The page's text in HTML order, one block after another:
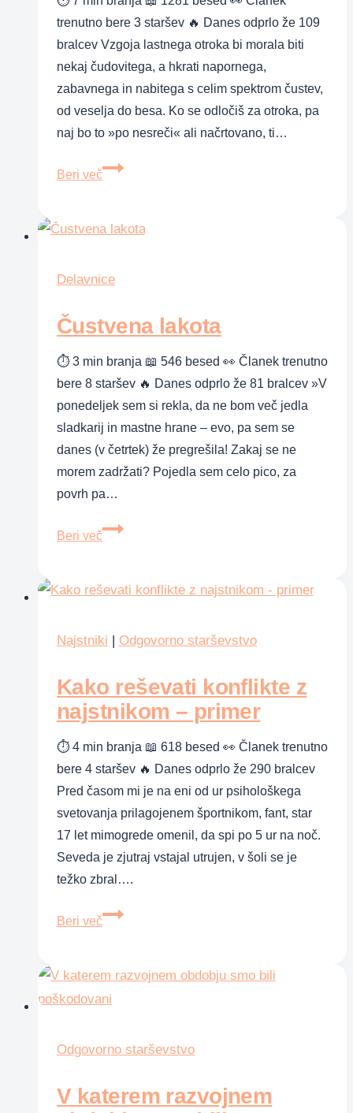
trenutno bere 3 staršev 🔥 Danes odprlo že 109
bralcev Vzgoja lastnega otroka bi morala biti
nekaj čudovitega, a hkrati napornega,
zabavnega in nabitega s celim spektrom čustev,
od veselja do besa. Ko se odločiš za otroka, pa
naj bo to »po nesreči« ali načrtovano, ti…
Beri več
Zakaj
pamet«
pri
otrok
Delavnice
Čustvena lakota
⏱ 3 min branja 📖 546 besed 👀 Članek trenutno
bere 8 staršev 🔥 Danes odprlo že 81 bralcev »V
ponedeljek sem si rekla, da ne bom več jedla
sladkarij in mastne hrane – evo, pa sem se
danes (v četrtek) že pregrešila! Zakaj se ne
morem zadržati? Pojedla sem celo pico, za
povrh pa…
Beri več
Čustvena
Najstniki | Odgovorno starševstvo
Kako reševati konflikte z
najstnikom – primer
⏱ 4 min branja 📖 618 besed 👀 Članek trenutno
bere 4 staršev 🔥 Danes odprlo že 290 bralcev
Pred časom mi je na eni od ur psihološkega
svetovanja prilagojenem športnikom, fant, star
17 let mimogrede omenil, da spi po 5 ur na noč.
Seveda je zjutraj vstajal utrujen, v šoli se je
težko zbral….
Beri več
Kako
z
najstnikom
primer
Odgovorno starševstvo
V katerem razvojnem